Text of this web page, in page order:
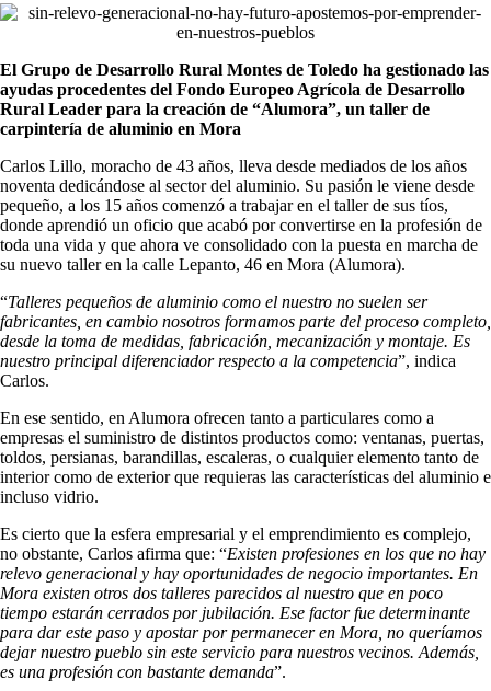
El Grupo de Desarrollo Rural Montes de Toledo ha gestionado las
ayudas procedentes del Fondo Europeo Agrícola de Desarrollo
Rural Leader para la creación de “Alumora”, un taller de
carpintería de aluminio en Mora
Carlos Lillo, moracho de 43 años, lleva desde mediados de los años
noventa dedicándose al sector del aluminio. Su pasión le viene desde
pequeño, a los 15 años comenzó a trabajar en el taller de sus tíos,
donde aprendió un oficio que acabó por convertirse en la profesión de
toda una vida y que ahora ve consolidado con la puesta en marcha de
su nuevo taller en la calle Lepanto, 46 en Mora (Alumora).
“Talleres pequeños de aluminio como el nuestro no suelen ser
fabricantes, en cambio nosotros formamos parte del proceso completo,
desde la toma de medidas, fabricación, mecanización y montaje. Es
nuestro principal diferenciador respecto a la competencia”, indica
Carlos.
En ese sentido, en Alumora ofrecen tanto a particulares como a
empresas el suministro de distintos productos como: ventanas, puertas,
toldos, persianas, barandillas, escaleras, o cualquier elemento tanto de
interior como de exterior que requieras las características del aluminio e
incluso vidrio.
Es cierto que la esfera empresarial y el emprendimiento es complejo,
no obstante, Carlos afirma que: “Existen profesiones en los que no hay
relevo generacional y hay oportunidades de negocio importantes. En
Mora existen otros dos talleres parecidos al nuestro que en poco
tiempo estarán cerrados por jubilación. Ese factor fue determinante
para dar este paso y apostar por permanecer en Mora, no queríamos
dejar nuestro pueblo sin este servicio para nuestros vecinos. Además,
es una profesión con bastante demanda”.